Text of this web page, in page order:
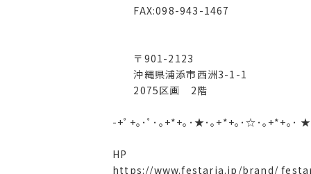
FAX:098-943-1467
〒901-2123
沖縄県浦添市西洲3-1-1
2075区画 2階
-+ﾟ+｡･ﾟ･｡+*+｡･★･｡+*+｡･☆･｡+*+｡･ ★
HP
https://www.festaria.jp/brand/